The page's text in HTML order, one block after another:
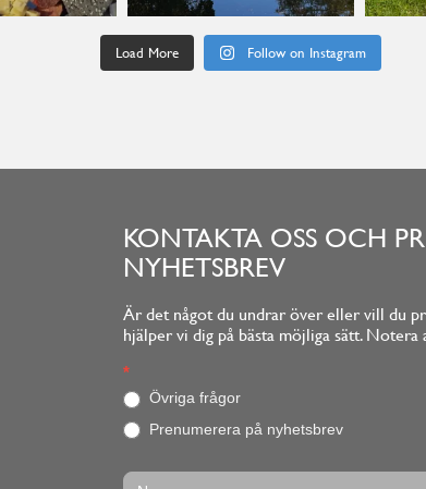
Load More Follow on Instagram
KONTAKTA OSS OCH
NYHETSBREV
Är det något du undrar över eller vill du
hjälper vi dig på bästa möjliga sätt.
Footerform
*
Övriga frågor
Prenumerera på nyhetsbrev
O
m
d
u
r